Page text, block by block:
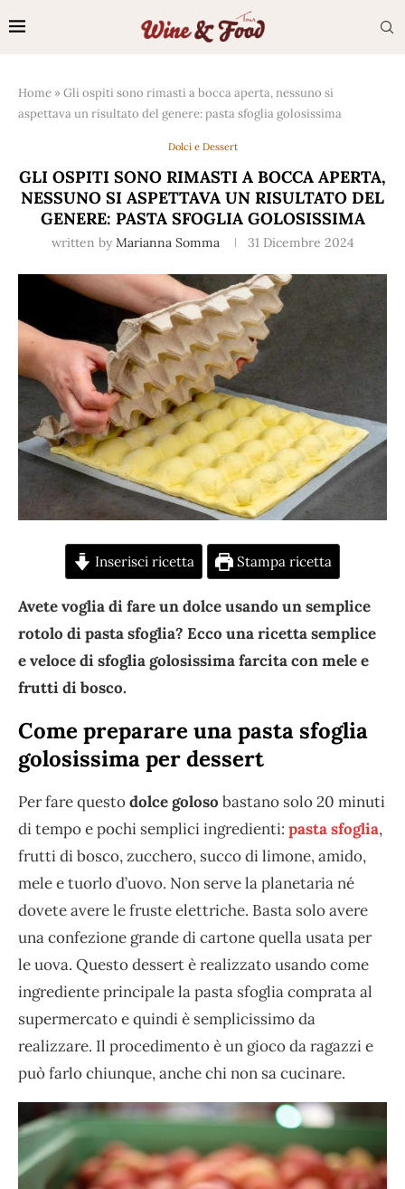
Home »Gli ospiti sono rimasti a bocca aperta, nessuno si
aspettava un risultato del genere: pasta sfoglia golosissima
Dolci e Dessert
GLI OSPITI SONO RIMASTI A BOCCA APERTA,
NESSUNO SI ASPETTAVA UN RISULTATO DEL
GENERE: PASTA SFOGLIA GOLOSISSIMA
written by Marianna Somma 31 Dicembre 2024
Inserisci ricetta Stampa ricetta
Avete voglia di fare un dolce usando un semplice
rotolo di pasta sfoglia? Ecco una ricetta semplice
e veloce di sfoglia golosissima farcita con mele e
frutti di bosco.
Come preparare una pasta sfoglia
golosissima per dessert
Per fare questodolce goloso bastano solo 20 minuti
di tempo e pochi semplici ingredienti: pasta sfoglia,
frutti di bosco, zucchero, succo di limone, amido,
mele e tuorlo d’uovo. Non serve la planetaria né
dovete avere le fruste elettriche. Basta solo avere
una confezione grande di cartone quella usata per
le uova. Questo dessert è realizzato usando come
ingrediente principale la pasta sfoglia comprata al
supermercato e quindi è semplicissimo da
realizzare. Il procedimento è un gioco da ragazzi e
può farlo chiunque, anche chi non sa cucinare.